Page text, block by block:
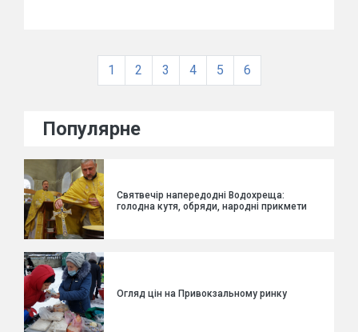
1 2 3 4 5 6
Популярне
Святвечір напередодні Водохреща:
голодна кутя, обряди, народні прикмети
Огляд цін на Привокзальному ринку